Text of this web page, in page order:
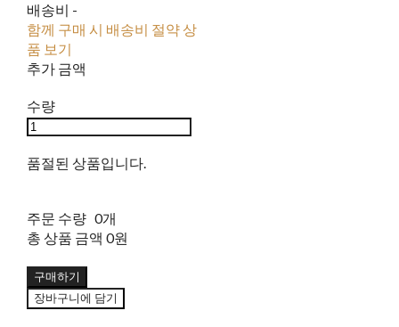
배송비 -
함께 구매 시 배송비 절약 상
품 보기
추가 금액
수량
품절된 상품입니다.
주문 수량 0개
총 상품 금액 0원
구매하기
장바구니에 담기